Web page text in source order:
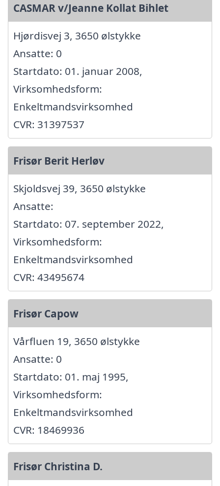
CASMAR v/Jeanne Kollat Bihlet
Hjørdisvej 3, 3650 ølstykke
Ansatte: 0
Startdato: 01. januar 2008,
Virksomhedsform:
Enkeltmandsvirksomhed
CVR: 31397537
Frisør Berit Herløv
Skjoldsvej 39, 3650 ølstykke
Ansatte:
Startdato: 07. september 2022,
Virksomhedsform:
Enkeltmandsvirksomhed
CVR: 43495674
Frisør Capow
Vårfluen 19, 3650 ølstykke
Ansatte: 0
Startdato: 01. maj 1995,
Virksomhedsform:
Enkeltmandsvirksomhed
CVR: 18469936
Frisør Christina D.